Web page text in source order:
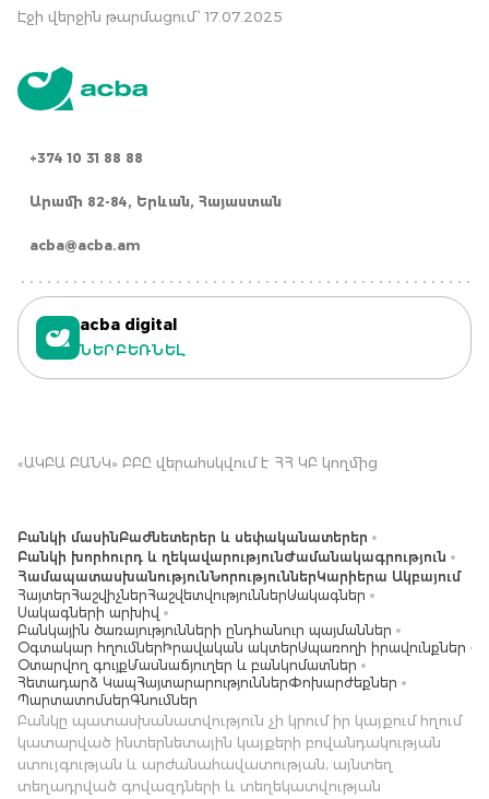
Էջի վերջին թարմացում՝ 17.07.2025
+374 10 31 88 88
Արամի 82-84, Երևան, Հայաստան
acba@acba.am
acba digital
ՆԵՐԲԵՌՆԵԼ
«ԱԿԲԱ ԲԱՆԿ» ԲԲԸ վերահսկվում է ՀՀ ԿԲ կողմից
Բանկի մասինԲաժնետերեր և սեփականատերեր
Բանկի խորհուրդ և ղեկավարությունԺամանակագրություն
ՀամապատասխանությունՆորություններԿարիերա Ակբայում
ՀայտերՀաշվիչներՀաշվետվություններՍակագներ
Սակագների արխիվ
Բանկային ծառայությունների ընդհանուր պայմաններ
Օգտակար հղումներ Իրավական ակտերՍպառողի իրավունքներ
Օտարվող գույքՄասնաճյուղեր և բանկոմատներ
Հետադարձ ԿապՀայտարարություններՓոխարժեքներ
ՊարտատոմսերԳնումներ
Բանկը պատասխանատվություն չի կրում իր կայքում հղում
կատարված ինտերնետային կայքերի բովանդակության
ստույգության և արժանահավատության, այնտեղ
տեղադրված գովազդների և տեղեկատվության